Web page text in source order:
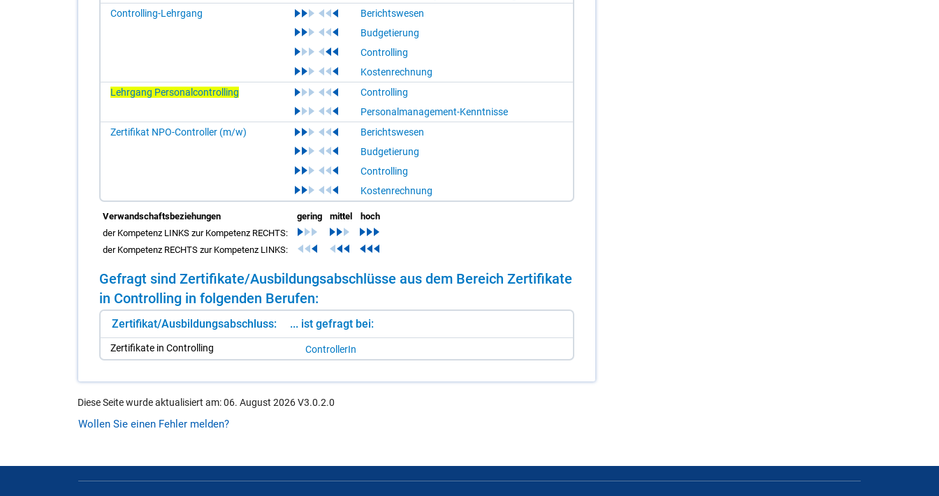
Controlling-Lehrgang
Berichtswesen
Budgetierung
Controlling
Kostenrechnung
Lehrgang Personalcontrolling
Controlling
Personalmanagement-Kenntnisse
Zertifikat NPO-Controller (m/w)
Berichtswesen
Budgetierung
Controlling
Kostenrechnung
Verwandschaftsbeziehungen gering mittel
hoch
der Kompetenz LINKS zur Kompetenz RECHTS:
der Kompetenz RECHTS zur Kompetenz LINKS:
Ge­fragt sind Zer­ti­fi­ka­te/​Aus­bil­dungs­ab­schlüs­se aus dem Be­reich Zer­ti­fi­ka­te
in Con­trol­ling in fol­gen­den Be­ru­fen:
Zertifikat/Ausbildungsabschluss: ... ist gefragt bei:
Zer­ti­fi­ka­te in Con­trol­ling Con­trol­le­rIn
Diese Seite wurde aktualisiert am: 06. August 2026 V3.0.2.0
Wollen Sie einen Fehler melden?